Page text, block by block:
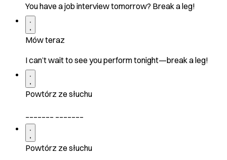
You have a job interview tomorrow? Break a leg!
Mów teraz
I can’t wait to see you perform tonight—break a leg!
Powtórz ze słuchu
Powtórz ze słuchu